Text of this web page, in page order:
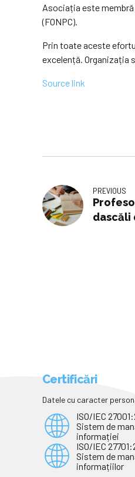
Asociația este
(FONPC).
Prin toate aceste
excelență. Organizația
Source link
PREVIOUS
dascăli
Certificări
Datele cu caracter
ISO/IEC
Sistem de
informației
ISO/IEC
Sistem de
informațiilor